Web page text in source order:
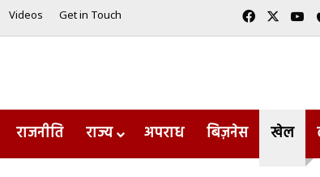
Videos Get in Touch Facebook
राजनीति राज्य अपराध बिज़नेस खेल